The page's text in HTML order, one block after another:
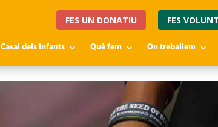
FES UN DONATIU FES
Casal dels Infants Què fem On treballem